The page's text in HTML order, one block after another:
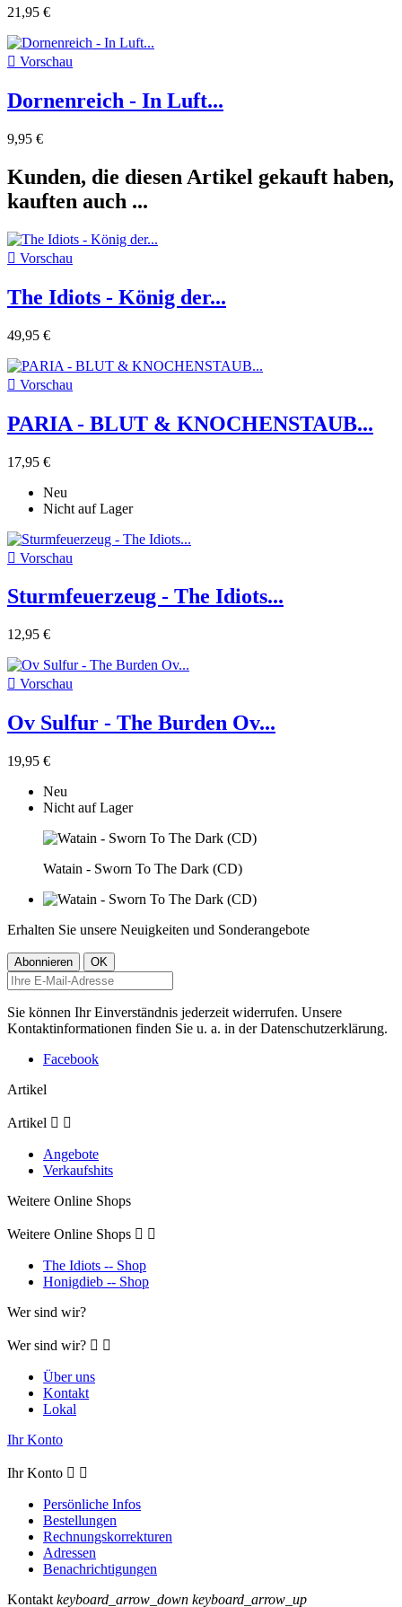
21,95 €
 Vorschau
Dornenreich - In Luft...
9,95 €
Kunden, die diesen Artikel gekauft haben,
kauften auch ...
 Vorschau
The Idiots - König der...
49,95 €
 Vorschau
PARIA - BLUT & KNOCHENSTAUB...
17,95 €
Neu
Nicht auf Lager
 Vorschau
Sturmfeuerzeug - The Idiots...
12,95 €
 Vorschau
Ov Sulfur - The Burden Ov...
19,95 €
Neu
Nicht auf Lager
Watain - Sworn To The Dark (CD)
Erhalten Sie unsere Neuigkeiten und Sonderangebote
Sie können Ihr Einverständnis jederzeit widerrufen. Unsere
Kontaktinformationen finden Sie u. a. in der Datenschutzerklärung.
Facebook
Artikel
Artikel  
Angebote
Verkaufshits
Weitere Online Shops
Weitere Online Shops  
The Idiots -- Shop
Honigdieb -- Shop
Wer sind wir?
Wer sind wir?  
Über uns
Kontakt
Lokal
Ihr Konto
Ihr Konto  
Persönliche Infos
Bestellungen
Rechnungskorrekturen
Adressen
Benachrichtigungen
Kontakt keyboard_arrow_down keyboard_arrow_up